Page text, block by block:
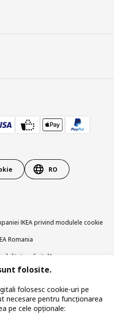
RO
IKEA privind modulele cookie
Romania
digitală
folosite.
folosesc cookie-uri pe
necesare pentru funcționarea
pe cele opționale: